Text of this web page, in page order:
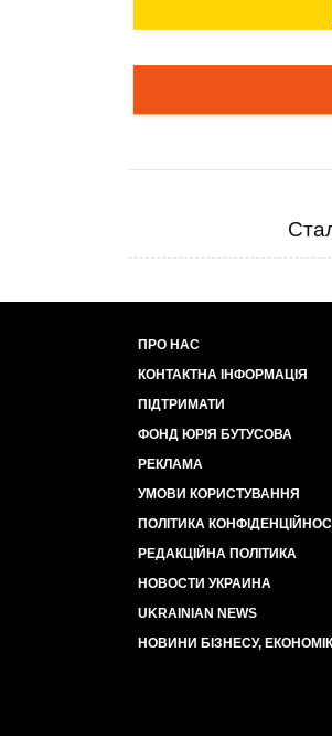
ПРО НАС
КОНТАКТНА ІНФОРМАЦІЯ
ПІДТРИМАТИ
ФОНД ЮРІЯ БУТУСОВА
РЕКЛАМА
УМОВИ КОРИСТУВАННЯ
ПОЛІТИКА
РЕДАКЦІЙНА ПОЛІТИКА
НОВОСТИ УКРАИНА
UKRAINIAN NEWS
НОВИНИ БІЗНЕСУ,